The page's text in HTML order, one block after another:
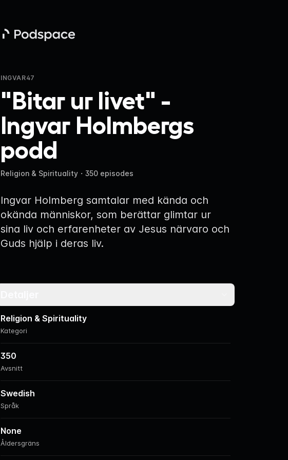
Podspace
INGVAR47
"Bitar ur livet" -
Ingvar Holmbergs
podd
Religion & Spirituality ・ 350 episodes
Ingvar Holmberg samtalar med kända och
okända människor, som berättar glimtar ur
sina liv och erfarenheter av Jesus närvaro och
Guds hjälp i deras liv.
Kategori
Religion & Spirituality
Avsnitt
350
Språk
Swedish
Åldersgräns
None